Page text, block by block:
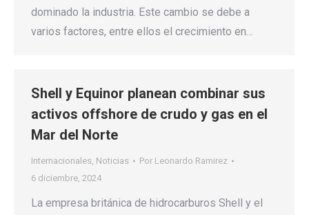
dominado la industria. Este cambio se debe a
varios factores, entre ellos el crecimiento en…
Shell y Equinor planean combinar sus
activos offshore de crudo y gas en el
Mar del Norte
Internacionales, Noticias Por Leonardo Ramirez
6 diciembre, 2024
La empresa británica de hidrocarburos Shell y el